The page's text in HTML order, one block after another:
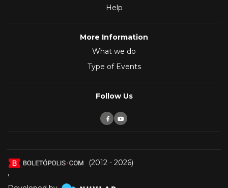
Help
More Information
What we do
Type of Events
Follow Us
(2012 - 2026)
,